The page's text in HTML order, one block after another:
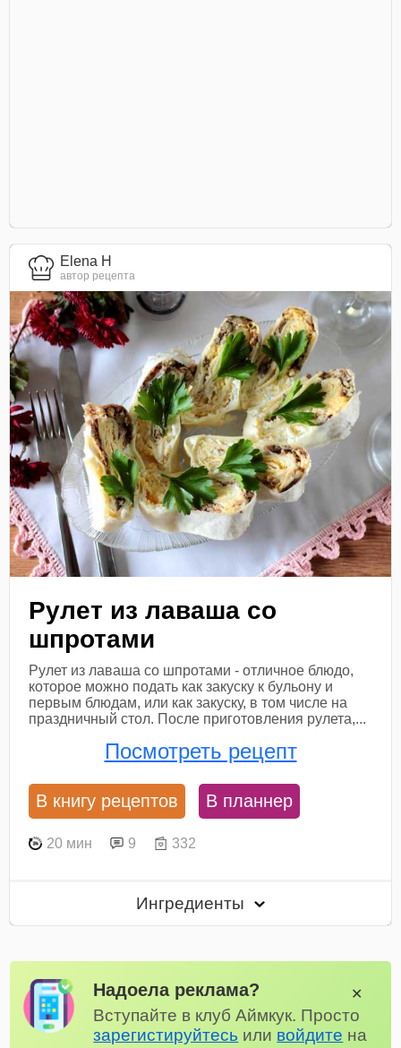
Elena H
автор рецепта
Рулет из лаваша со
шпротами
Рулет из лаваша со шпротами - отличное блюдо,
которое можно подать как закуску к бульону и
первым блюдам, или как закуску, в том числе на
праздничный стол. После приготовления рулета,...
Посмотреть рецепт
В книгу рецептов В планнер
20 мин 9 332
Ингредиенты
Надоела реклама?
Вступайте в клуб Аймкук. Просто
зарегистируйтесь или войдите на
✕